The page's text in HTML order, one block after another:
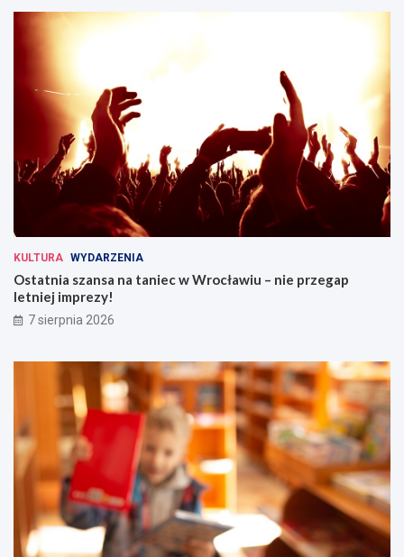
KULTURA WYDARZENIA
Ostatnia szansa na taniec w Wrocławiu – nie przegap
letniej imprezy!
7 sierpnia 2026